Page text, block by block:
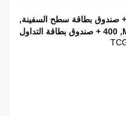
,
, 400 + صندوق بطاقة التداول